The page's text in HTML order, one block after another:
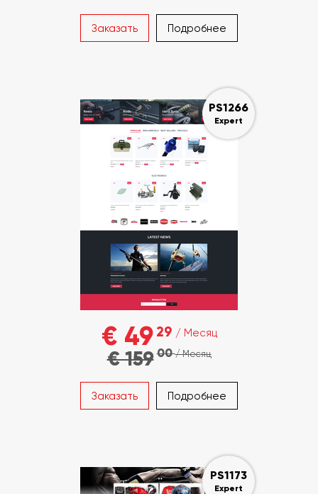
Заказать Подробнее
PS1266
Expert
€ 49 29 / Месяц
€ 15900/ Месяц
Заказать Подробнее
PS1173
Expert